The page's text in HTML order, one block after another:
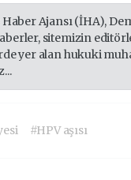
Ajansı (İHA),
sitemizin
yer alan hukuki
#HPV aşısı